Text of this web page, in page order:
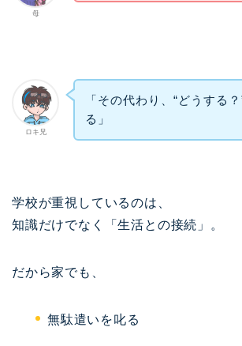
母
ロキ兄
「その代わり、“どうする
る」
学校が重視しているのは、
知識だけでなく「生活との接続」。
だから家でも、
無駄遣いを叱る